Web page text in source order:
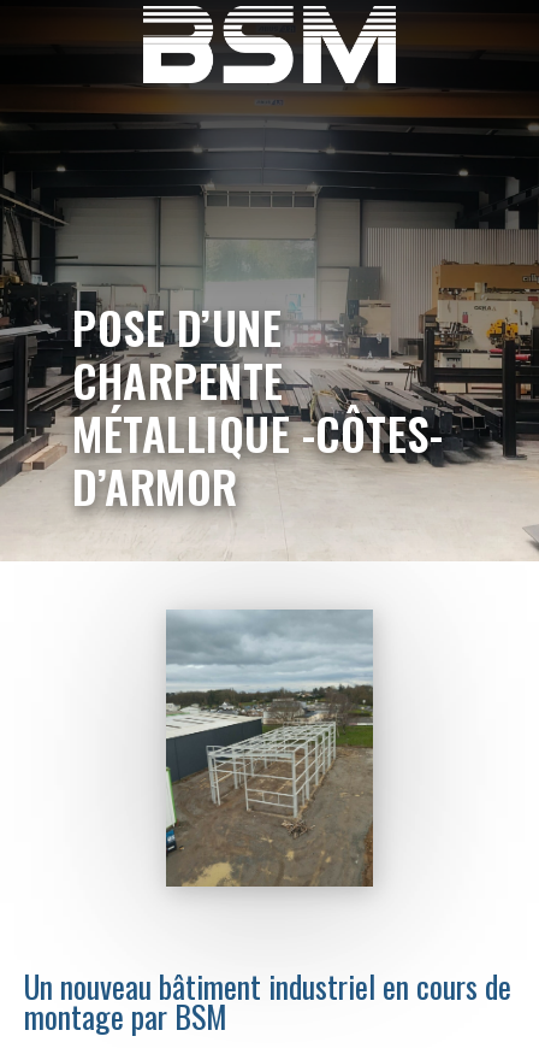
POSE D’UNE
CHARPENTE
MÉTALLIQUE -CÔTES-
D’ARMOR
Un nouveau bâtiment industriel en cours de
montage par BSM